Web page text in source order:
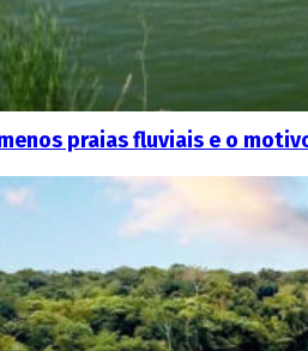
praias fluviais e o